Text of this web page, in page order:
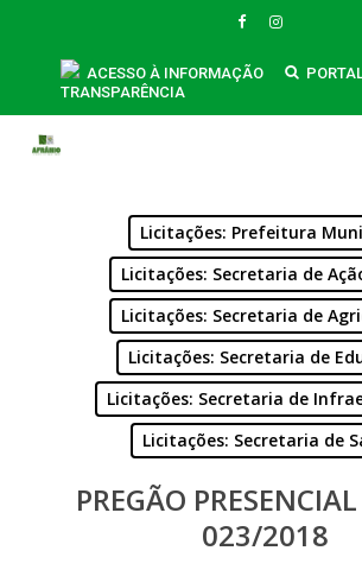
FACEBOOKINSTAGRAM
ACESSO À INFORMAÇÃO
TRANSPARÊNCIA
Licitações: Prefeitura
Licitações: Secretaria de
Licitações: Secretaria de
Licitações: Secretaria de
Licitações: Secretaria de
Licitações: Secretaria de
PREGÃO
023/2018